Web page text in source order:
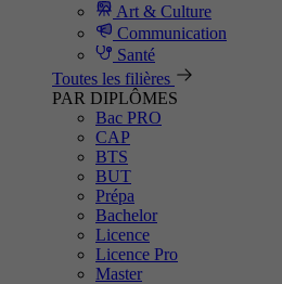
Art & Culture
Communication
Santé
Toutes les filières
PAR DIPLÔMES
Bac PRO
CAP
BTS
BUT
Prépa
Bachelor
Licence
Licence Pro
Master